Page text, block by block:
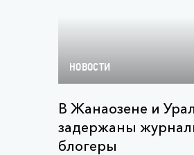
НОВОСТИ
В Жанаозене и
задержаны
блогеры